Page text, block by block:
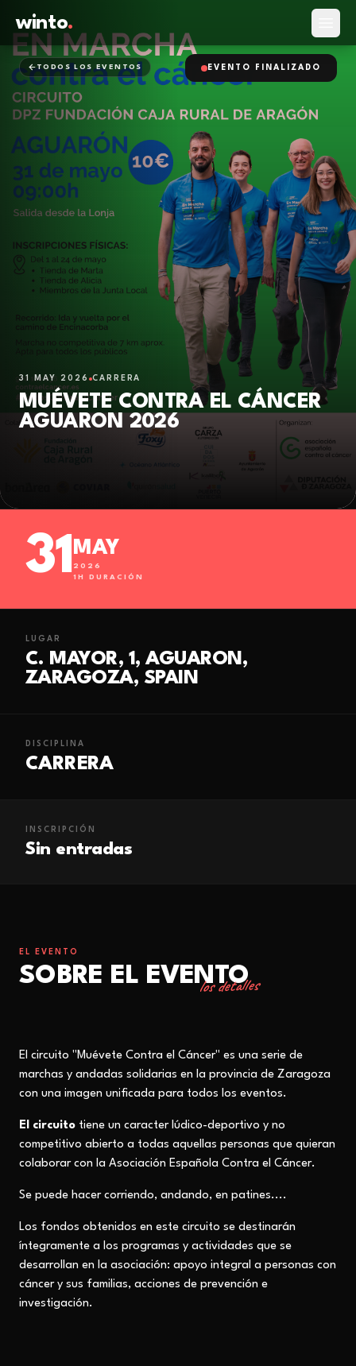
winto.
TODOS LOS EVENTOS
31 MAY 2026 CARRERA
MUÉVETE CONTRA EL CÁNCER
AGUARON 2026
EVENTO FINALIZADO
31 MAY
2026
1H DURACIÓN
LUGAR
C. MAYOR, 1, AGUARON,
ZARAGOZA, SPAIN
DISCIPLINA
CARRERA
INSCRIPCIÓN
Sin entradas
EL EVENTO
SOBRE EL EVENTO
los detalles
El circuito "Muévete Contra el Cáncer" es una serie de
marchas y andadas solidarias en la provincia de Zaragoza
con una imagen unificada para todos los eventos.
El circuito tiene un caracter lúdico-deportivo y no
competitivo abierto a todas aquellas personas que quieran
colaborar con la Asociación Española Contra el Cáncer.
Se puede hacer corriendo, andando, en patines....
Los fondos obtenidos en este circuito se destinarán
íntegramente a los programas y actividades que se
desarrollan en la asociación: apoyo integral a personas con
cáncer y sus familias, acciones de prevención e
investigación.